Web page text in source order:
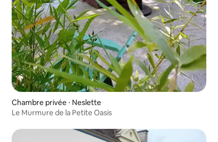
Chambre privée ⋅ Neslette
Le Murmure de la Petite Oasis